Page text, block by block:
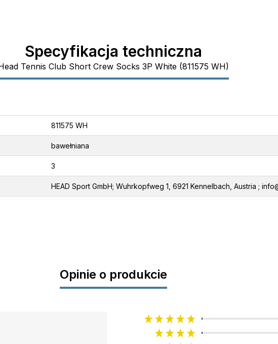
Specyfikacja techniczna
Tennis Club Short Crew Socks 3P White (811575 WH)
811575 WH
bawełniana
3
HEAD Sport GmbH; Wuhrkopfweg 1, 6921 Kennelbach, Austria ;
Opinie o produkcie